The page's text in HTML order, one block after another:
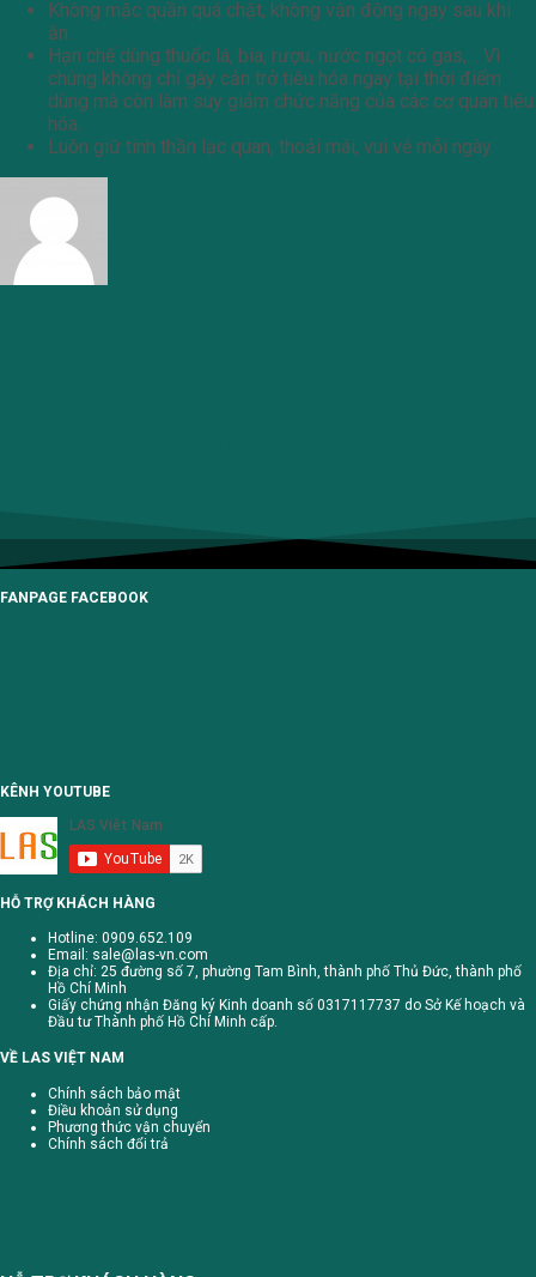
Không mặc quần quá chật, không vận động ngay sau khi
ăn.
Hạn chế dùng thuốc lá, bia, rượu, nước ngọt có gas,… Vì
chúng không chỉ gây cản trở tiêu hóa ngay tại thời điểm
dùng mà còn làm suy giảm chức năng của các cơ quan tiêu
hóa.
Luôn giữ tinh thần lạc quan, thoải mái, vui vẻ mỗi ngày.
FANPAGE FACEBOOK
KÊNH YOUTUBE
HỖ TRỢ KHÁCH HÀNG
Hotline: 0909.652.109
Email: sale@las-vn.com
Địa chỉ: 25 đường số 7, phường Tam Bình, thành phố Thủ Đức, thành phố
Hồ Chí Minh
Giấy chứng nhận Đăng ký Kinh doanh số 0317117737 do Sở Kế hoạch và
Đầu tư Thành phố Hồ Chí Minh cấp.
VỀ LAS VIỆT NAM
Chính sách bảo mật
Điều khoản sử dụng
Phương thức vận chuyển
Chính sách đổi trả